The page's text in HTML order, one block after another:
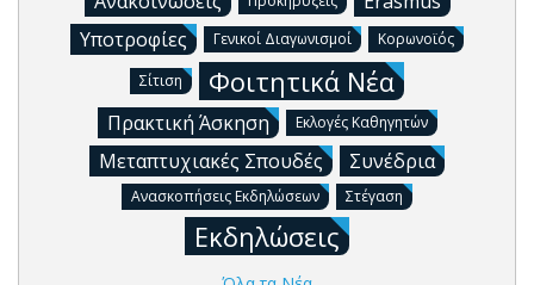
Υποτροφίες
Γενικοί Διαγωνισμοί Κορωνοϊός
Σίτιση Φοιτητικά Νέα
Πρακτική Άσκηση Εκλογές Καθηγητών
Μεταπτυχιακές Σπουδές Συνέδρια
Ανασκοπήσεις Εκδηλώσεων Στέγαση
Εκδηλώσεις